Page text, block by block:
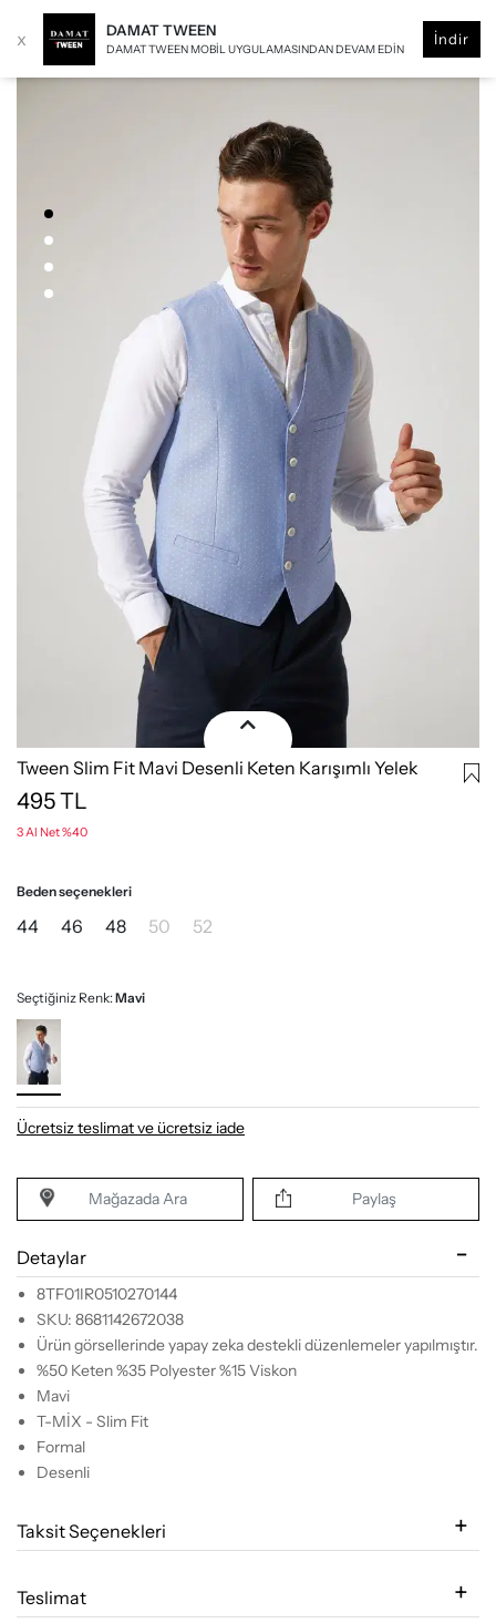
x DAMAT TWEEN
DAMAT TWEEN MOBIL UYGULAMASINDAN DEVAM EDIN
İndir
Tween Slim Fit Mavi Desenli Keten Karışımlı Yelek
495TL
3 Al Net %40
Beden seçenekleri
44 46 48 50 52
Seçtiğiniz Renk:Mavi
Ücretsiz teslimat ve ücretsiz iade
Mağazada Ara Paylaş
Detaylar
8TF01IR0510270144
SKU: 8681142672038
Ürün görsellerinde yapay zeka destekli düzenlemeler yapılmıştır.
%50 Keten %35 Polyester %15 Viskon
Mavi
T-MİX - Slim Fit
Formal
Desenli
Taksit Seçenekleri
Teslimat